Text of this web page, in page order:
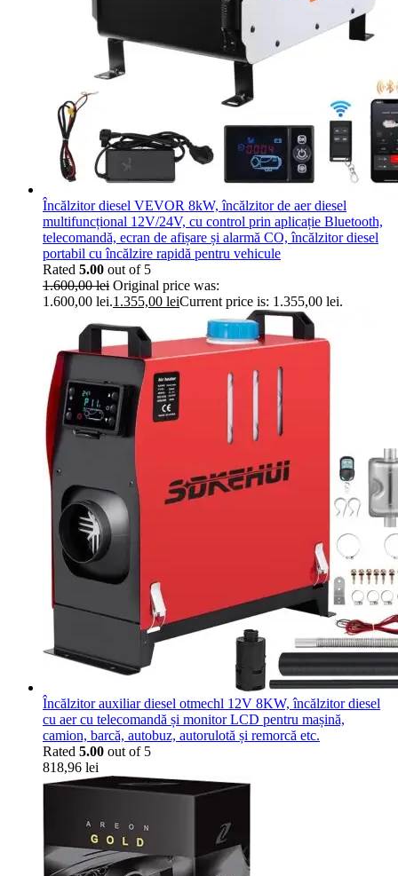
Încălzitor diesel VEVOR 8kW, încălzitor de aer diesel
multifuncțional 12V/24V, cu control prin aplicație Bluetooth,
telecomandă, ecran de afișare și alarmă CO, încălzitor diesel
portabil cu încălzire rapidă pentru vehicule
Rated 5.00 out of 5
1.600,00lei Original price was:
1.600,00 lei.1.355,00 leiCurrent price is: 1.355,00 lei.
Încălzitor auxiliar diesel otmechl 12V 8KW, încălzitor diesel
cu aer cu telecomandă și monitor LCD pentru mașină,
camion, barcă, autobuz, autorulotă și remorcă etc.
Rated 5.00 out of 5
818,96 lei